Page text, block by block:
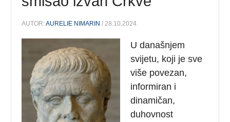
AUTOR:AURELIE NIMARIN / 28.10.2024.
U današnjem
svijetu, koji je sve
više povezan,
informiran i
dinamičan,
duhovnost